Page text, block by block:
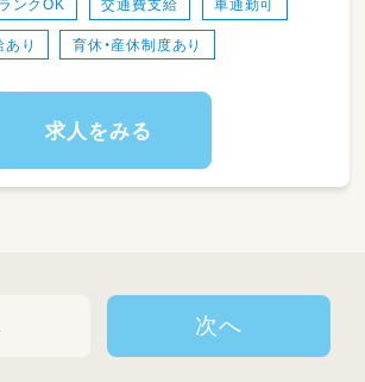
ンクOK 交通費支給 車通勤可
あり 育休・産休制度あり
求人をみる
次へ